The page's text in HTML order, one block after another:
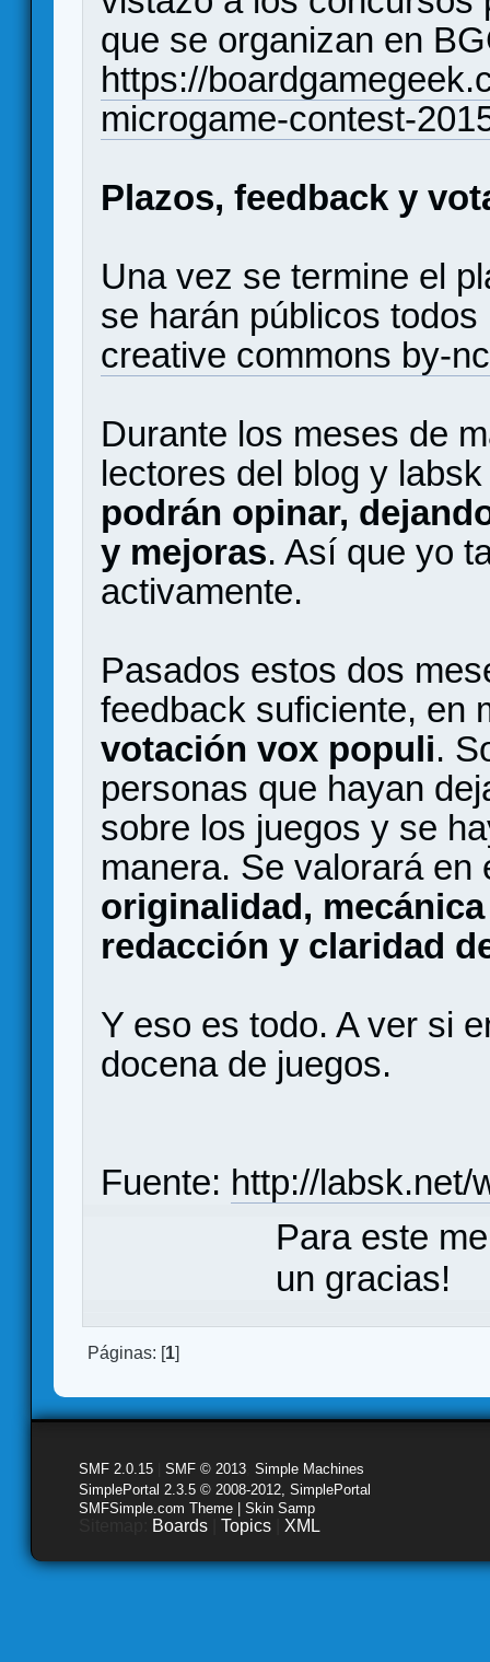
que se organizan en
https://
microgame-contest-
Plazos, feedback y
Una vez se termine el
se harán públicos
creative commons by-
Durante los meses de
lectores del blog y
podrán opinar,
y mejoras. Así que yo
activamente.
Pasados estos dos
feedback suficiente, en
votación vox populi.
personas que hayan
sobre los juegos y se
manera. Se valorará
originalidad,
redacción y claridad
Y eso es todo. A ver si
docena de juegos.
Fuente: http://labsk.net/
Para este
un gracias!
Páginas: [1]
SMF 2.0.15 SMF © 2013 Simple Machines
SimplePortal 2.3.5 © 2008-2012, SimplePortal
SMFSimple.com Theme | Skin Samp
Boards Topics XML